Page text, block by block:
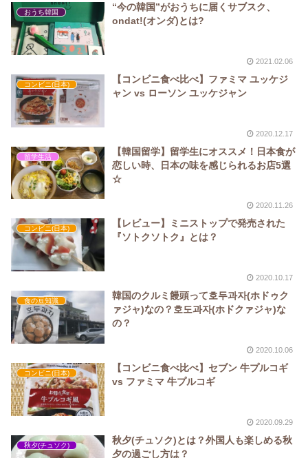
おうち韓国
“今の韓国”がおうちに届くサブスク、
ondat!(オンダ)とは?
2021.02.06
コンビニ(日本)
【コンビニ食べ比べ】ファミマ ユッケジ
ャン vs ローソン ユッケジャン
2020.12.17
留学生活
【韓国留学】留学生にオススメ！日本食が
恋しい時、日本の味を感じられるお店5選
☆
2020.11.26
コンビニ(日本)
【レビュー】ミニストップで発売された
『ソトクソトク』とは？
2020.10.17
食の豆知識
韓国のクルミ饅頭って호두과자(ホドゥク
ァジャ)なの？호도과자(ホドクァジャ)な
の？
2020.10.06
コンビニ(日本)
【コンビニ食べ比べ】セブン 牛プルコギ
vs ファミマ 牛プルコギ
2020.09.29
秋夕(チュソク)
秋夕(チュソク)とは？外国人も楽しめる秋
夕の過ごし方は？